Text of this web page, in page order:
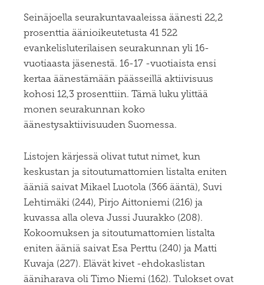
Seinäjoella seurakuntavaaleissa äänesti 22,2
prosenttia äänioikeutetusta 41 522
evankelisluterilaisen seurakunnan yli 16-
vuotiaasta jäsenestä. 16-17 -vuotiaista ensi
kertaa äänestämään päässeillä aktiivisuus
kohosi 12,3 prosenttiin. Tämä luku ylittää
monen seurakunnan koko
äänestysaktiivisuuden Suomessa.
Listojen kärjessä olivat tutut nimet, kun
keskustan ja sitoutumattomien listalta eniten
ääniä saivat Mikael Luotola (366 ääntä), Suvi
Lehtimäki (244), Pirjo Aittoniemi (216) ja
kuvassa alla oleva Jussi Juurakko (208).
Kokoomuksen ja sitoutumattomien listalta
eniten ääniä saivat Esa Perttu (240) ja Matti
Kuvaja (227). Elävät kivet -ehdokaslistan
ääniharava oli Timo Niemi (162). Tulokset ovat